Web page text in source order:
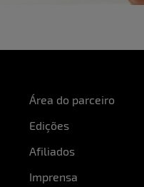
Área do parceiro
Edições
Afiliados
Imprensa